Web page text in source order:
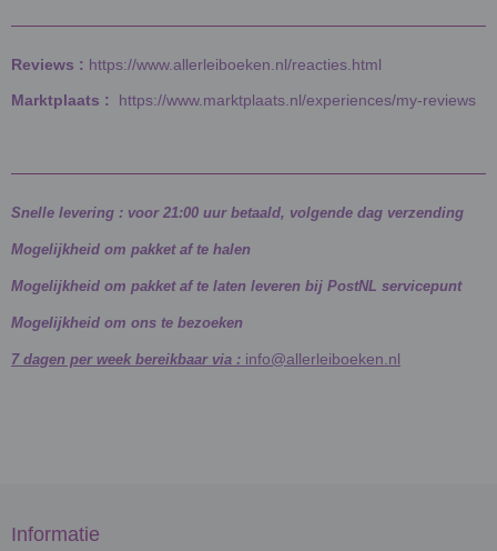
Reviews : https://www.allerleiboeken.nl/reacties.html
Marktplaats : https://www.marktplaats.nl/experiences/my-reviews
Snelle levering : voor 21:00 uur betaald, volgende dag verzending
Mogelijkheid om pakket af te halen
Mogelijkheid om pakket af te laten leveren bij PostNL servicepunt
Mogelijkheid om ons te bezoeken
7 dagen per week bereikbaar via : info@allerleiboeken.nl
Informatie